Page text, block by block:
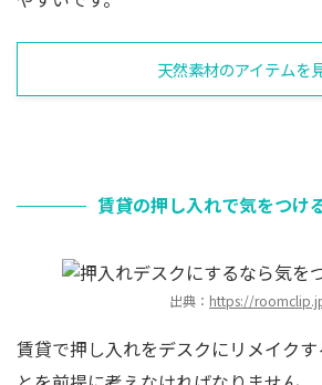
天然素材のアイテムを
賃貸の押し入れで気をつけ
出典： https://
賃貸で押し入れをデスクにリメイク